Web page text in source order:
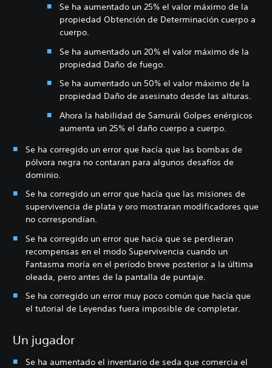
Se ha aumentado un 25% el valor máximo de la
propiedad Obtención de Determinación cuerpo a
cuerpo.
Se ha aumentado un 20% el valor máximo de la
propiedad Daño de fuego.
Se ha aumentado un 50% el valor máximo de la
propiedad Daño de asesinato desde las alturas.
Ahora la habilidad de Samurái Golpes enérgicos
aumenta un 25% el daño cuerpo a cuerpo.
Se ha corregido un error que hacía que las bombas de
pólvora negra no contaran para algunos desafíos de
dominio.
Se ha corregido un error que hacía que las misiones de
supervivencia de plata y oro mostraran modificadores que
no correspondían.
Se ha corregido un error que hacía que se perdieran
recompensas en el modo Supervivencia cuando un
Fantasma moría en el período breve posterior a la última
oleada, pero antes de la pantalla de puntaje.
Se ha corregido un error muy poco común que hacía que
el tutorial de Leyendas fuera imposible de completar.
Un jugador
Se ha aumentado el inventario de seda que comercia el